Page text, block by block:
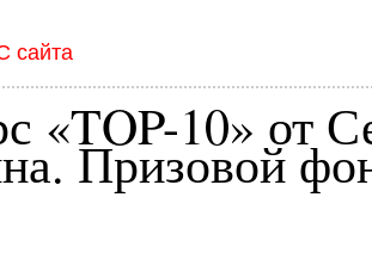
сайта
«TOP-10» от
Призовой